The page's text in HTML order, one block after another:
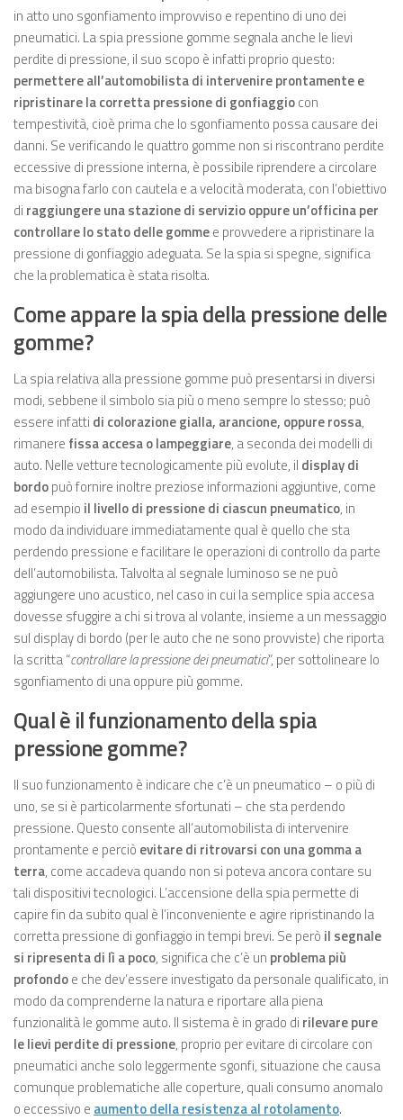
in atto uno sgonfiamento improvviso e repentino di uno dei
pneumatici. La spia pressione gomme segnala anche le lievi
perdite di pressione, il suo scopo è infatti proprio questo:
permettere all’automobilista di intervenire prontamente e
ripristinare la corretta pressione di gonfiaggiocon
tempestività, cioè prima che lo sgonfiamento possa causare dei
danni. Se verificando le quattro gomme non si riscontrano perdite
eccessive di pressione interna, è possibile riprendere a circolare
ma bisogna farlo con cautela e a velocità moderata, con l’obiettivo
di raggiungere una stazione di servizio oppure un’officina per
controllare lo stato delle gommee provvedere a ripristinare la
pressione di gonfiaggio adeguata. Se la spia si spegne, significa
che la problematica è stata risolta.
Come appare la spia della pressione delle
gomme?
La spia relativa alla pressione gomme può presentarsi in diversi
modi, sebbene il simbolo sia più o meno sempre lo stesso; può
essere infatti di colorazione gialla, arancione, oppure rossa,
rimanere fissa accesa o lampeggiare, a seconda dei modelli di
auto. Nelle vetture tecnologicamente più evolute, il display di
bordopuò fornire inoltre preziose informazioni aggiuntive, come
ad esempio il livello di pressione di ciascun pneumatico, in
modo da individuare immediatamente qual è quello che sta
perdendo pressione e facilitare le operazioni di controllo da parte
dell’automobilista. Talvolta al segnale luminoso se ne può
aggiungere uno acustico, nel caso in cui la semplice spia accesa
dovesse sfuggire a chi si trova al volante, insieme a un messaggio
sul display di bordo (per le auto che ne sono provviste) che riporta
la scritta “controllare la pressione dei pneumatici”, per sottolineare lo
sgonfiamento di una oppure più gomme.
Qual è il funzionamento della spia
pressione gomme?
Il suo funzionamento è indicare che c’è un pneumatico – o più di
uno, se si è particolarmente sfortunati – che sta perdendo
pressione. Questo consente all’automobilista di intervenire
prontamente e perciò evitare di ritrovarsi con una gomma a
terra, come accadeva quando non si poteva ancora contare su
tali dispositivi tecnologici. L’accensione della spia permette di
capire fin da subito qual è l’inconveniente e agire ripristinando la
corretta pressione di gonfiaggio in tempi brevi. Se però il segnale
si ripresenta di lì a poco, significa che c’è un problema più
profondoe che dev’essere investigato da personale qualificato, in
modo da comprenderne la natura e riportare alla piena
funzionalità le gomme auto. Il sistema è in grado di rilevare pure
le lievi perdite di pressione, proprio per evitare di circolare con
pneumatici anche solo leggermente sgonfi, situazione che causa
comunque problematiche alle coperture, quali consumo anomalo
o eccessivo e aumento della resistenza al rotolamento.